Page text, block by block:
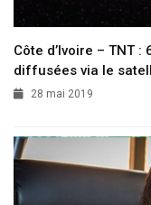
Côte d’Ivoire – TNT
diffusées via le
28 mai 2019